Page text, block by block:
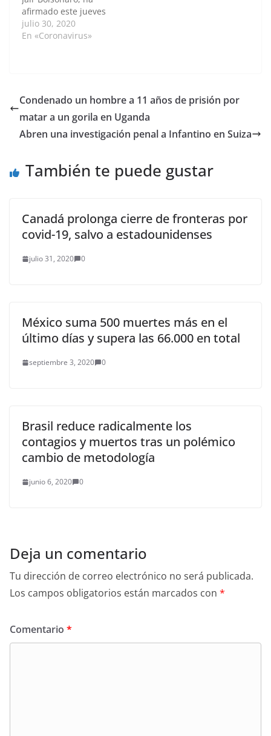
izquierda (2003-2010)
en una rueda…
afirmado este jueves
que sufre "debilidad" y
"una pequeña
diagnóstica del
sometió arrojó un
resultado negativo."Me
julio 30, 2020
En «Coronavirus»
Condenado un hombre a 11 años de prisión por
matar a un gorila en Uganda
Abren una investigación penal a Infantino en Suiza
También te puede gustar
Canadá prolonga cierre de fronteras por
covid-19, salvo a estadounidenses
julio 31, 2020 0
México suma 500 muertes más en el
último días y supera las 66.000 en total
septiembre 3, 2020 0
Brasil reduce radicalmente los
contagios y muertos tras un polémico
cambio de metodología
junio 6, 2020 0
Deja un comentario
Tu dirección de correo electrónico no será publicada.
Los campos obligatorios están marcados con *
Comentario *